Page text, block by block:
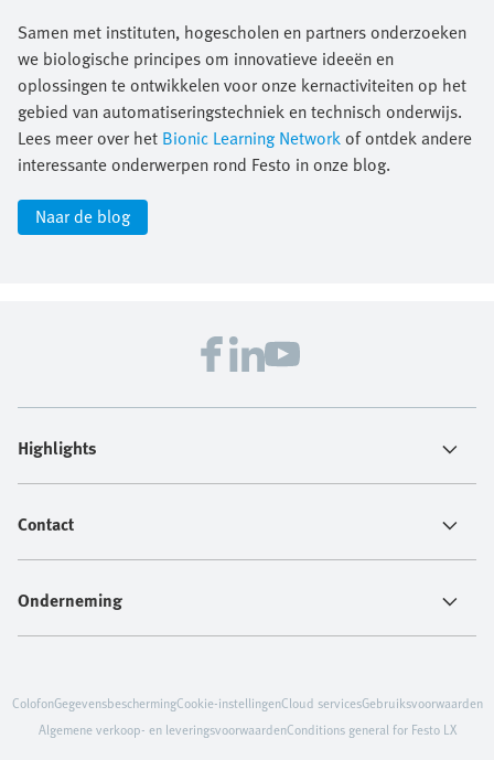
Samen met instituten, hogescholen en partners onderzoeken
we biologische principes om innovatieve ideeën en
oplossingen te ontwikkelen voor onze kernactiviteiten op het
gebied van automatiseringstechniek en technisch onderwijs.
Lees meer over het Bionic Learning Networkof ontdek andere
interessante onderwerpen rond Festo in onze blog.
Naar de blog
Highlights
Contact
Onderneming
ColofonGegevensbeschermingCookie-instellingenCloud servicesGebruiksvoorwaarden
Algemene verkoop- en leveringsvoorwaardenConditions general for Festo LX